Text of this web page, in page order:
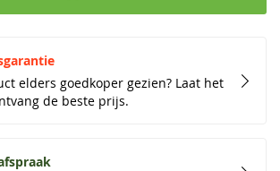
elders goedkoper gezien? Laat het
de beste prijs.